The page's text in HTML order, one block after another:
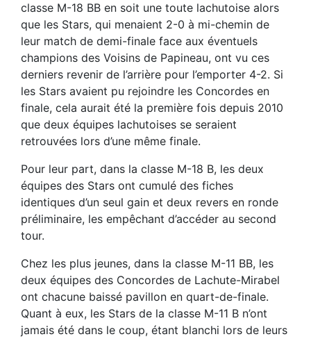
classe M-18 BB en soit une toute lachutoise alors
que les Stars, qui menaient 2-0 à mi-chemin de
leur match de demi-finale face aux éventuels
champions des Voisins de Papineau, ont vu ces
derniers revenir de l’arrière pour l’emporter 4-2. Si
les Stars avaient pu rejoindre les Concordes en
finale, cela aurait été la première fois depuis 2010
que deux équipes lachutoises se seraient
retrouvées lors d’une même finale.
Pour leur part, dans la classe M-18 B, les deux
équipes des Stars ont cumulé des fiches
identiques d’un seul gain et deux revers en ronde
préliminaire, les empêchant d’accéder au second
tour.
Chez les plus jeunes, dans la classe M-11 BB, les
deux équipes des Concordes de Lachute-Mirabel
ont chacune baissé pavillon en quart-de-finale.
Quant à eux, les Stars de la classe M-11 B n’ont
jamais été dans le coup, étant blanchi lors de leurs